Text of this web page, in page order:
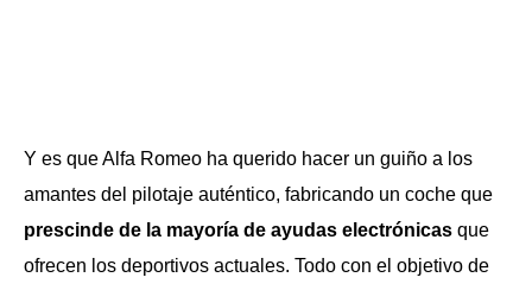
Y es que Alfa Romeo ha querido hacer un guiño a los
amantes del pilotaje auténtico, fabricando un coche que
prescinde de la mayoría de ayudas electrónicas que
ofrecen los deportivos actuales. Todo con el objetivo de